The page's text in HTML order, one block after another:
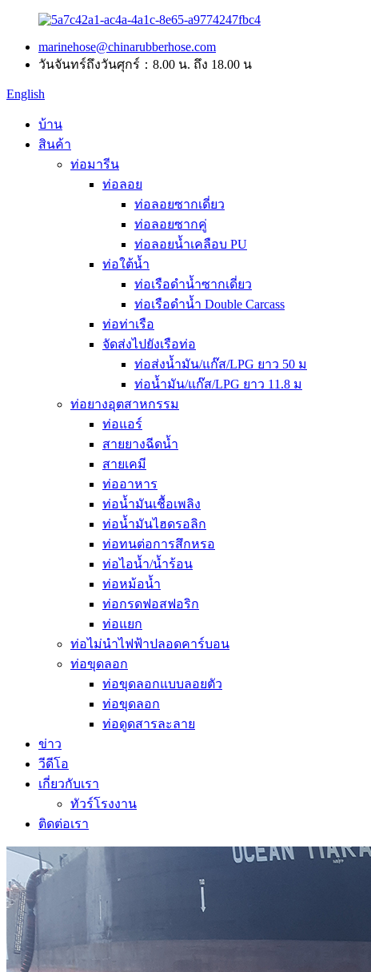
marinehose@chinarubberhose.com
วันจันทร์ถึงวันศุกร์：8.00 น. ถึง 18.00 น
English
บ้าน
สินค้า
ท่อมารีน
ท่อลอย
ท่อลอยซากเดี่ยว
ท่อลอยซากคู่
ท่อลอยน้ำเคลือบ PU
ท่อใต้น้ำ
ท่อเรือดำน้ำซากเดี่ยว
ท่อเรือดำน้ำ Double Carcass
ท่อท่าเรือ
จัดส่งไปยังเรือท่อ
ท่อส่งน้ำมัน/แก๊ส/LPG ยาว 50 ม
ท่อน้ำมัน/แก๊ส/LPG ยาว 11.8 ม
ท่อยางอุตสาหกรรม
ท่อแอร์
สายยางฉีดน้ำ
สายเคมี
ท่ออาหาร
ท่อน้ำมันเชื้อเพลิง
ท่อน้ำมันไฮดรอลิก
ท่อทนต่อการสึกหรอ
ท่อไอน้ำ/น้ำร้อน
ท่อหม้อน้ำ
ท่อกรดฟอสฟอริก
ท่อแยก
ท่อไม่นำไฟฟ้าปลอดคาร์บอน
ท่อขุดลอก
ท่อขุดลอกแบบลอยตัว
ท่อขุดลอก
ท่อดูดสารละลาย
ข่าว
วีดีโอ
เกี่ยวกับเรา
ทัวร์โรงงาน
ติดต่อเรา